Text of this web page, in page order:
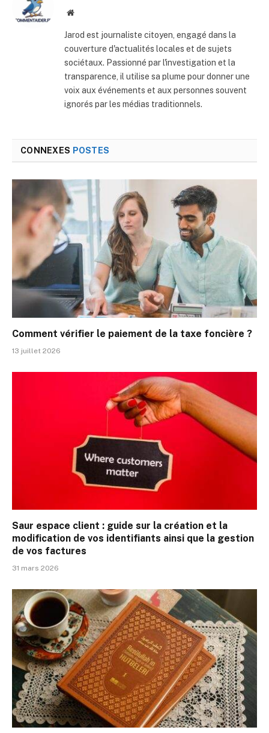
Site
Jarod est journaliste citoyen, engagé dans la
couverture d'actualités locales et de sujets
sociétaux. Passionné par l'investigation et la
transparence, il utilise sa plume pour donner une
voix aux événements et aux personnes souvent
ignorés par les médias traditionnels.
CONNEXES POSTES
Comment vérifier le paiement de la taxe foncière ?
13 juillet 2026
Saur espace client : guide sur la création et la
modification de vos identifiants ainsi que la gestion
de vos factures
31 mars 2026